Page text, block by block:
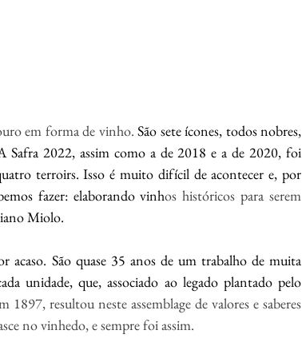
em forma de vinho. São sete ícones, todos nobres,
Safra 2022, assim como a de 2018 e a de 2020, foi
terroirs. Isso é muito difícil de acontecer e, por
fazer: elaborando vinhos históricos para serem
Miolo.
acaso. São quase 35 anos de um trabalho de muita
resultou neste assemblage de valores e saberes
no vinhedo, e sempre foi assim.